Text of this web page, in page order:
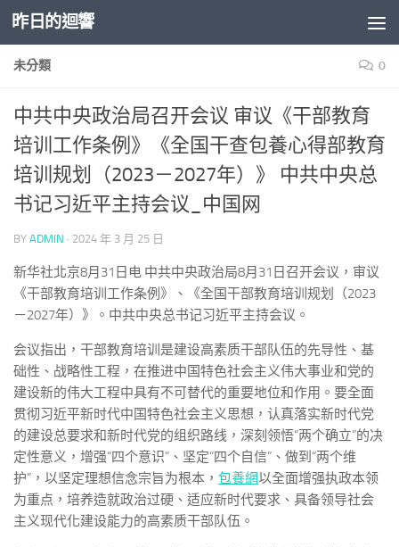
Skip to content
昨日的迴響
未分類 0
中共中央政治局召开会议 审议《干部教育
培训工作条例》《全国干查包養心得部教育
培训规划（2023－2027年）》 中共中央总
书记习近平主持会议_中国网
BY ADMIN · 2024 年 3 月 25 日
新华社北京8月31日电 中共中央政治局8月31日召开会议，审议
《干部教育培训工作条例》、《全国干部教育培训规划（2023
－2027年）》。中共中央总书记习近平主持会议。
会议指出，干部教育培训是建设高素质干部队伍的先导性、基
础性、战略性工程，在推进中国特色社会主义伟大事业和党的
建设新的伟大工程中具有不可替代的重要地位和作用。要全面
贯彻习近平新时代中国特色社会主义思想，认真落实新时代党
的建设总要求和新时代党的组织路线，深刻领悟“两个确立”的决
定性意义，增强“四个意识”、坚定“四个自信”、做到“两个维
护”，以坚定理想信念宗旨为根本， 包養網以全面增强执政本领
为重点，培养造就政治过硬、适应新时代要求、具备领导社会
主义现代化建设能力的高素质干部队伍。